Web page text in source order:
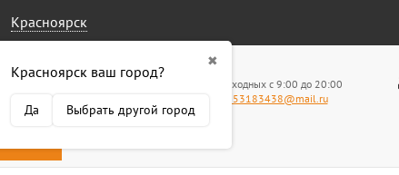
Красноярск
✖
Красноярск ваш город?
Да Выбрать другой город
58
34-38
Работаем без выходных с 9:00 до 20:00
89653183438@mail.ru